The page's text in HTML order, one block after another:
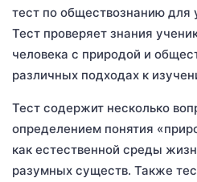
тест по обществознанию для
Тест проверяет знания
человека с природой и
различных подходах к
Тест содержит несколько
определением понятия
как естественной среды
разумных существ. Также